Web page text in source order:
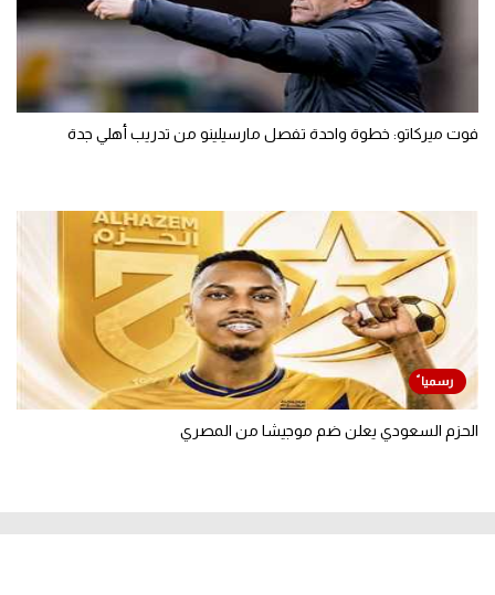
فوت ميركاتو: خطوة واحدة تفصل مارسيلينو من تدريب أهلي جدة
الحزم السعودي يعلن ضم موجيشا من المصري